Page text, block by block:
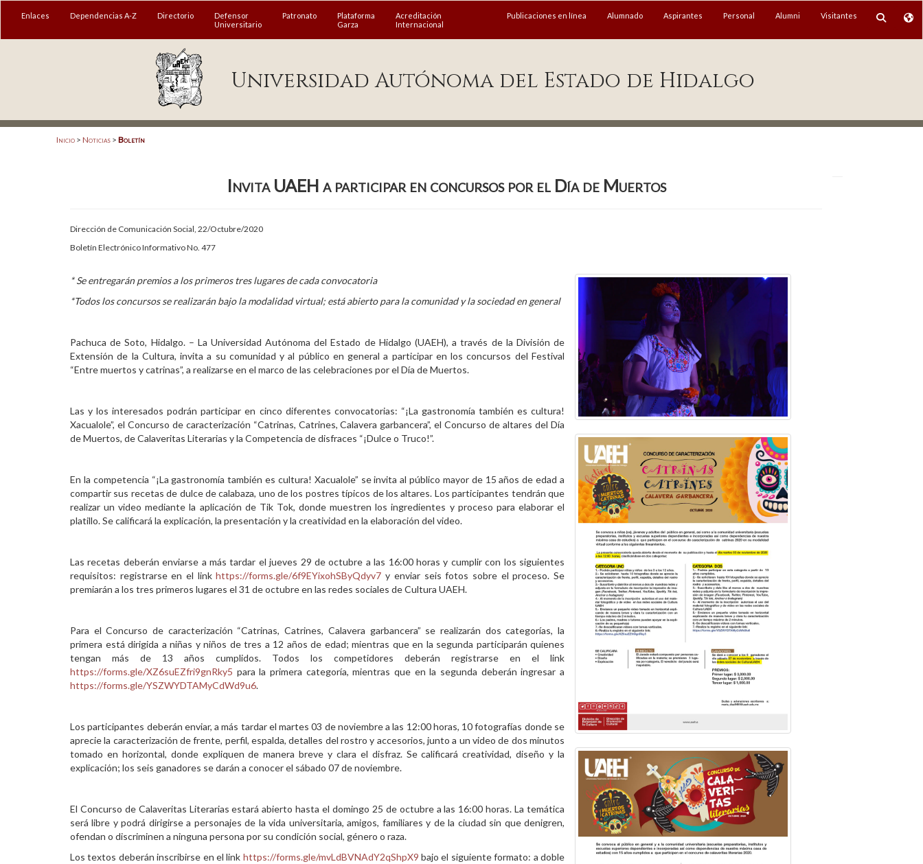
MENÚ
Acreditación Internacional
Enlaces Dependencias A-Z Directorio
Defensor
Universitario
Patronato
Plataforma
Garza
Acreditación
Internacional
Publicaciones en línea Alumnado Aspirantes Personal Alumni Visitantes
Universidad Autónoma del Estado de Hidalgo
Inicio > Noticias > Boletín
Invita UAEH a participar en concursos por el Día de Muertos
Dirección de Comunicación Social, 22/Octubre/2020
Boletín Electrónico Informativo No. 477
* Se entregarán premios a los primeros tres lugares de cada convocatoria
*Todos los concursos se realizarán bajo la modalidad virtual; está abierto para la comunidad y la sociedad en general
Pachuca de Soto, Hidalgo. – La Universidad Autónoma del Estado de Hidalgo (UAEH), a través de la División de
Extensión de la Cultura, invita a su comunidad y al público en general a participar en los concursos del Festival
“Entre muertos y catrinas”, a realizarse en el marco de las celebraciones por el Día de Muertos.
Las y los interesados podrán participar en cinco diferentes convocatorias: “¡La gastronomía también es cultura!
Xacualole”, el Concurso de caracterización “Catrinas, Catrines, Calavera garbancera”, el Concurso de altares del Día
de Muertos, de Calaveritas Literarias y la Competencia de disfraces “¡Dulce o Truco!”.
En la competencia “¡La gastronomía también es cultura! Xacualole” se invita al público mayor de 15 años de edad a
compartir sus recetas de dulce de calabaza, uno de los postres típicos de los altares. Los participantes tendrán que
realizar un video mediante la aplicación de Tik Tok, donde muestren los ingredientes y proceso para elaborar el
platillo. Se calificará la explicación, la presentación y la creatividad en la elaboración del video.
Las recetas deberán enviarse a más tardar el jueves 29 de octubre a las 16:00 horas y cumplir con los siguientes
requisitos: registrarse en el linkhttps://forms.gle/6f9EYixohSByQdyv7 y enviar seis fotos sobre el proceso. Se
premiarán a los tres primeros lugares el 31 de octubre en las redes sociales de Cultura UAEH.
Para el Concurso de caracterización “Catrinas, Catrines, Calavera garbancera” se realizarán dos categorías, la
primera está dirigida a niñas y niños de tres a 12 años de edad; mientras que en la segunda participarán quienes
tengan más de 13 años cumplidos. Todos los competidores deberán registrarse en el link
https://forms.gle/XZ6suEZfri9gnRky5 para la primera categoría, mientras que en la segunda deberán ingresar a
https://forms.gle/YSZWYDTAMyCdWd9u6.
Los participantes deberán enviar, a más tardar el martes 03 de noviembre a las 12:00 horas, 10 fotografías donde se
aprecie la caracterización de frente, perfil, espalda, detalles del rostro y accesorios, junto a un video de dos minutos
tomado en horizontal, donde expliquen de manera breve y clara el disfraz. Se calificará creatividad, diseño y la
explicación; los seis ganadores se darán a conocer el sábado 07 de noviembre.
El Concurso de Calaveritas Literarias estará abierto hasta el domingo 25 de octubre a las 16:00 horas. La temática
será libre y podrá dirigirse a personajes de la vida universitaria, amigos, familiares y de la ciudad sin que denigren,
ofendan o discriminen a ninguna persona por su condición social, género o raza.
Los textos deberán inscribirse en el link https://forms.gle/mvLdBVNAdY2qShpX9 bajo el siguiente formato: a doble